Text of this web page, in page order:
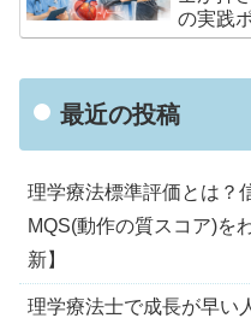
の実践
最近の投稿
理学療法標準評価とは？
MQS(動作の質スコア)を
新】
理学療法士で成長が早い